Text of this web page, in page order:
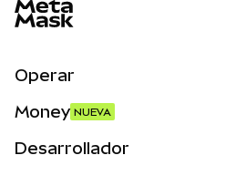
Operar
Money NUEVA
Desarrollador